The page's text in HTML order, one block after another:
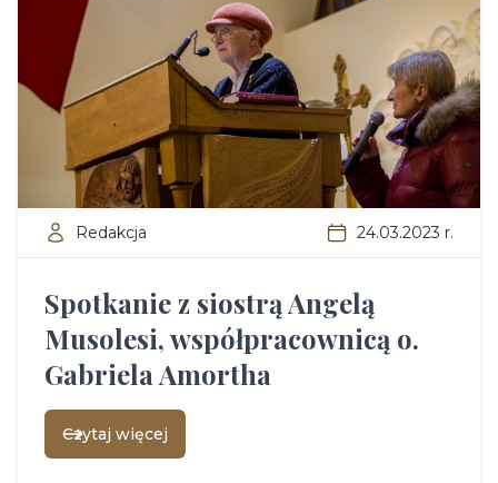
Redakcja 24.03.2023 r.
Spotkanie z siostrą Angelą
Musolesi, współpracownicą o.
Gabriela Amortha
Czytaj więcej